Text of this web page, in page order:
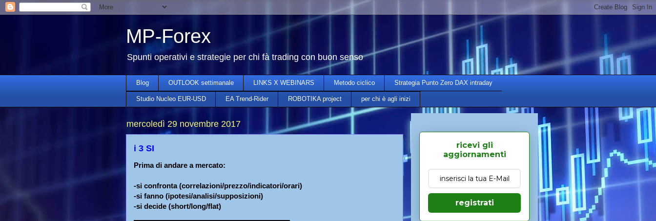
MP-Forex
Spunti operativi e strategie per chi fà trading con buon senso
Blog OUTLOOK settimanale LINKS X WEBINARS Metodo ciclico Strategia Punto Zero DAX intraday
Studio Nucleo EUR-USD EA Trend-Rider ROBOTIKA project per chi è agli inizi
mercoledì 29 novembre 2017
i 3 SI
Prima di andare a mercato:
-si confronta (correlazioni/prezzo/indicatori/orari)
-si fanno (ipotesi/analisi/supposizioni)
-si decide (short/long/flat)
ricevi gli
aggiornamenti
registrati